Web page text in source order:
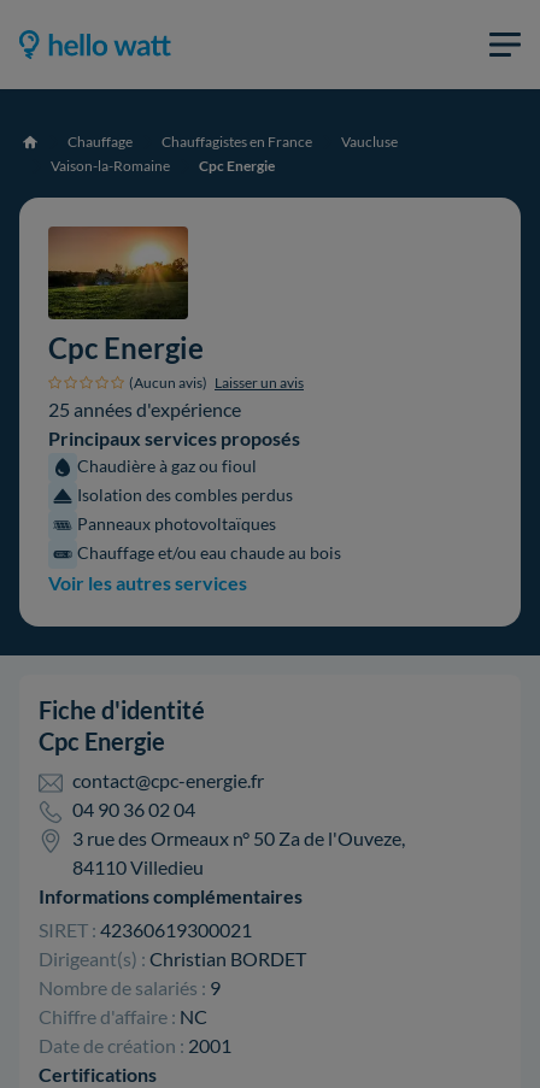
Accueil Chauffage Chauffagistes en France
Vaucluse
Vaison-la-Romaine
Cpc Energie
Cpc Energie
(Aucun avis) Laisser un avis
25 années d'expérience
Principaux services proposés
Chaudière à gaz ou fioul
Isolation des combles perdus
Panneaux photovoltaïques
Chauffage et/ou eau chaude au bois
Voir les autres services
Fiche d'identité
Cpc Energie
contact@cpc-energie.fr
04 90 36 02 04
3 rue des Ormeaux n° 50 Za de l'Ouveze,
84110 Villedieu
Informations complémentaires
SIRET : 42360619300021
Dirigeant(s) : Christian BORDET
Nombre de salariés : 9
Chiffre d'affaire : NC
Date de création : 2001
Certifications